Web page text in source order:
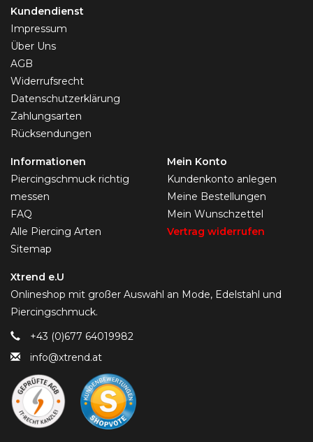
Kundendienst
Impressum
Über Uns
AGB
Widerrufsrecht
Datenschutzerklärung
Zahlungsarten
Rücksendungen
Informationen
Piercingschmuck richtig
messen
FAQ
Alle Piercing Arten
Sitemap
Mein Konto
Kundenkonto anlegen
Meine Bestellungen
Mein Wunschzettel
Vertrag widerrufen
Xtrend e.U
Onlineshop mit großer Auswahl an Mode, Edelstahl und
Piercingschmuck.
+43 (0)677 64019982
info@xtrend.at